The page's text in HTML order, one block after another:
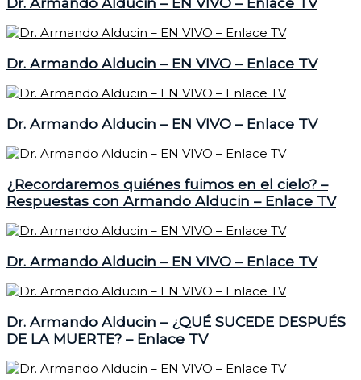
Dr. Armando Alducin – EN VIVO – Enlace TV
Dr. Armando Alducin – EN VIVO – Enlace TV
¿Recordaremos quiénes fuimos en el cielo? –
Respuestas con Armando Alducin – Enlace TV
Dr. Armando Alducin – EN VIVO – Enlace TV
Dr. Armando Alducin – ¿QUÉ SUCEDE DESPUÉS
DE LA MUERTE? – Enlace TV